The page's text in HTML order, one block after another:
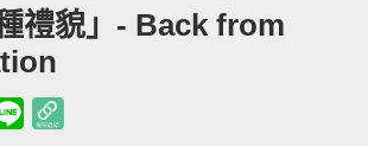
禮貌」- Back from